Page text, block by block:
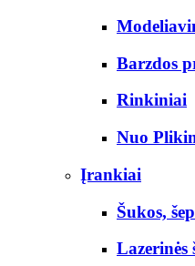
Barzdos
Rinkiniai
Nuo
Įrankiai
Šukos,
Lazerinės